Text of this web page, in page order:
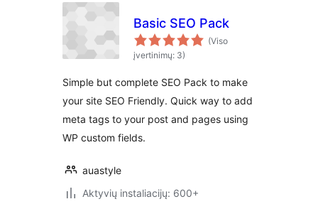
Basic SEO Pack
(Viso
įvertinimų: 3)
Simple but complete SEO Pack to make
your site SEO Friendly. Quick way to add
meta tags to your post and pages using
WP custom fields.
auastyle
Aktyvių instaliacijų: 600+